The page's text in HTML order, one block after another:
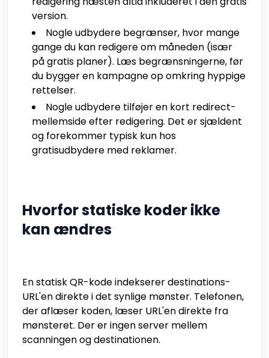
version.
Nogle udbydere begrænser, hvor mange
gange du kan redigere om måneden (især
på gratis planer). Læs begrænsningerne, før
du bygger en kampagne op omkring hyppige
rettelser.
Nogle udbydere tilføjer en kort redirect-
mellemside efter redigering. Det er sjældent
og forekommer typisk kun hos
gratisudbydere med reklamer.
Hvorfor statiske koder ikke
kan ændres
En statisk QR-kode indekserer destinations-
URL'en direkte i det synlige mønster. Telefonen,
der aflæser koden, læser URL'en direkte fra
mønsteret. Der er ingen server mellem
scanningen og destinationen.